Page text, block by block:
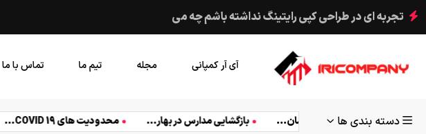
ملت های آفریقا برای نجات حیات وحش
آی آر کمپانی مجله تیم ما تماس با ما
راحت حمایت پلیس از معترضان... بازگشایی مدارس در بهار... محدودیت های COVID 19... ارتباط دادن امکانات پرطرفدار روش سبک زندگی سیاست شجاع